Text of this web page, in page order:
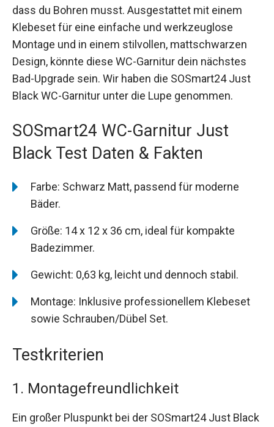
dass du Bohren musst. Ausgestattet mit einem
Klebeset für eine einfache und werkzeuglose
Montage und in einem stilvollen, mattschwarzen
Design, könnte diese WC-Garnitur dein nächstes
Bad-Upgrade sein. Wir haben die SOSmart24 Just
Black WC-Garnitur unter die Lupe genommen.
SOSmart24 WC-Garnitur Just
Black Test Daten & Fakten
Farbe: Schwarz Matt, passend für moderne
Bäder.
Größe: 14 x 12 x 36 cm, ideal für kompakte
Badezimmer.
Gewicht: 0,63 kg, leicht und dennoch stabil.
Montage: Inklusive professionellem Klebeset
sowie Schrauben/Dübel Set.
Testkriterien
1. Montagefreundlichkeit
Ein großer Pluspunkt bei der SOSmart24 Just Black